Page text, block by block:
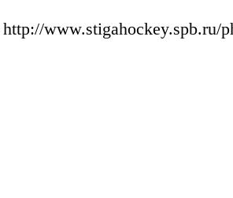
http://www.stigahockey.spb.ru/